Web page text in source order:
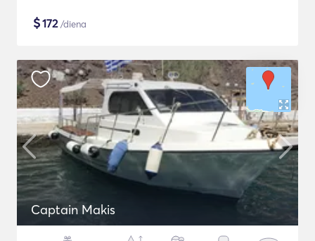
$172/diena
Captain Makis